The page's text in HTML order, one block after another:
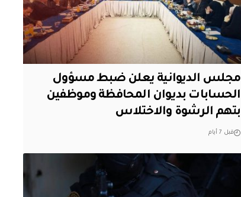
مجلس الديوانية يعلن ضبط مسؤول
الحسابات بديوان المحافظة وموظفين
بتهم الرشوة والاختلاس
قبل 7 أيام